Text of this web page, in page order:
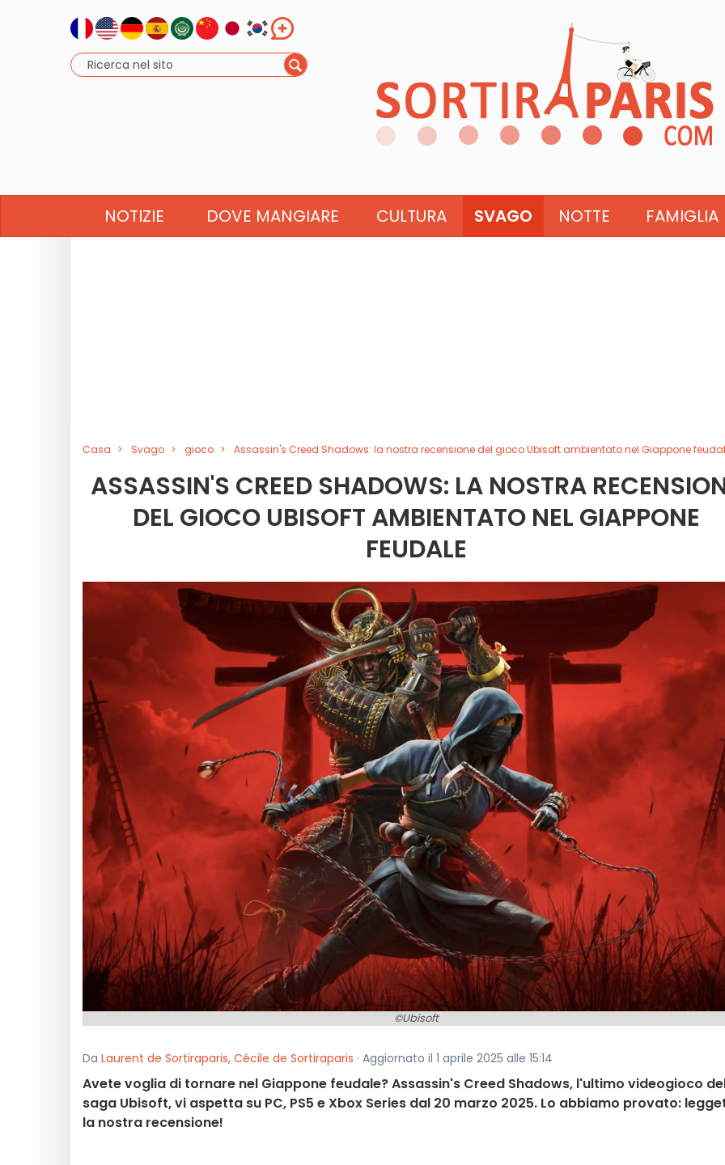
NOTIZIE DOVE MANGIARE CULTURA SVAGO NOTTE FAMIGLIA
Casa Svago gioco Assassin's Creed Shadows: la nostra recensione del gioco Ubisoft ambientato nel Giappone
ASSASSIN'S CREED SHADOWS: LA NOSTRA
DEL GIOCO UBISOFT AMBIENTATO NEL GIAPPONE
FEUDALE
©Ubisoft
Da Laurent de Sortiraparis, Cécile de Sortiraparis · Aggiornato il 1 aprile 2025 alle 15:14
Avete voglia di tornare nel Giappone feudale? Assassin's Creed Shadows, l'ultimo videogioco
saga Ubisoft, vi aspetta su PC, PS5 e Xbox Series dal 20 marzo 2025. Lo abbiamo provato:
la nostra recensione!